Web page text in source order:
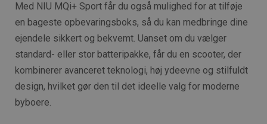
Med NIU MQi+ Sport får du også mulighed for at tilføje
en bageste opbevaringsboks, så du kan medbringe dine
ejendele sikkert og bekvemt. Uanset om du vælger
standard- eller stor batteripakke, får du en scooter, der
kombinerer avanceret teknologi, høj ydeevne og stilfuldt
design, hvilket gør den til det ideelle valg for moderne
byboere.